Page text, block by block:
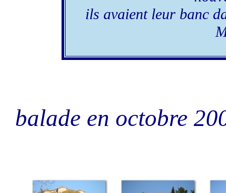
ils avaient leur banc
balade en octobre